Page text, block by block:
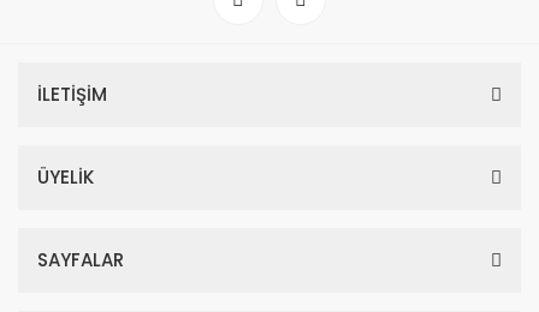
İLETİŞİM
ÜYELİK
SAYFALAR